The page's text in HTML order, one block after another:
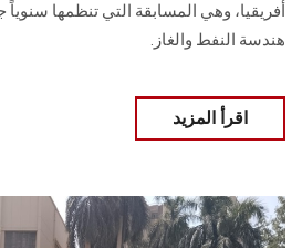
أفريقيا، وهي المسابقة التي تنظمها سنوياً
هندسة النفط والغاز.
اقرأ المزيد